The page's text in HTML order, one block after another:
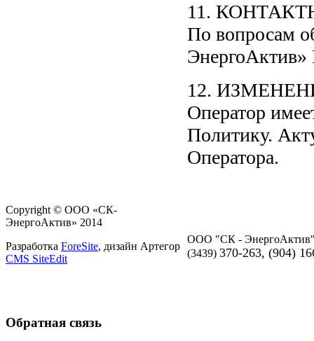
11.
По вопросам
12.
Оператор
Политику.
Оператора.
Copyright © ООО «СК-
ЭнергоАктив» 2014
Разработка ForeSite, дизайн Артегор
CMS SiteEdit
ООО "СК -
(3439) 370-263, (904)
Обратная связь